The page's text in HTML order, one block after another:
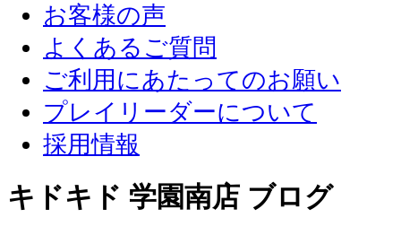
お客様の声
よくあるご質問
ご利用にあたってのお願い
プレイリーダーについて
採用情報
キドキド 学園南店 ブログ